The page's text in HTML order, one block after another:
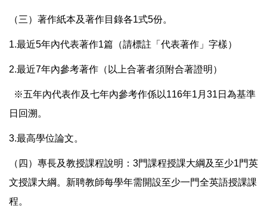
（三）著作紙本及著作目錄各1式5份。
1.最近5年內代表著作1篇（請標註「代表著作」字樣）
2.最近7年內參考著作（以上合著者須附合著證明）
※五年內代表作及七年內參考作係以116年1月31日為基準
日回溯。
3.最高學位論文。
（四）專長及教授課程說明：3門課程授課大綱及至少1門英
文授課大綱。新聘教師每學年需開設至少一門全英語授課課
程。